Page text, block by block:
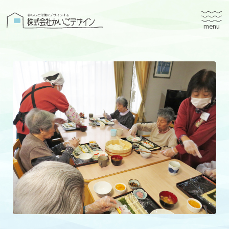
株式会社かいごデザイン
有料老人ホームユタリト
ユタリト船橋
ユタリト市川
デイサービスネスト実籾
建築設計
ブログ
会社案内